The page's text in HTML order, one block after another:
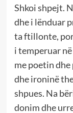
Shkoi shpejt.
dhe i lënduar
ta ftillonte, por
i temperuar
me poetin
dhe ironinë
shpues. Na
donim dhe